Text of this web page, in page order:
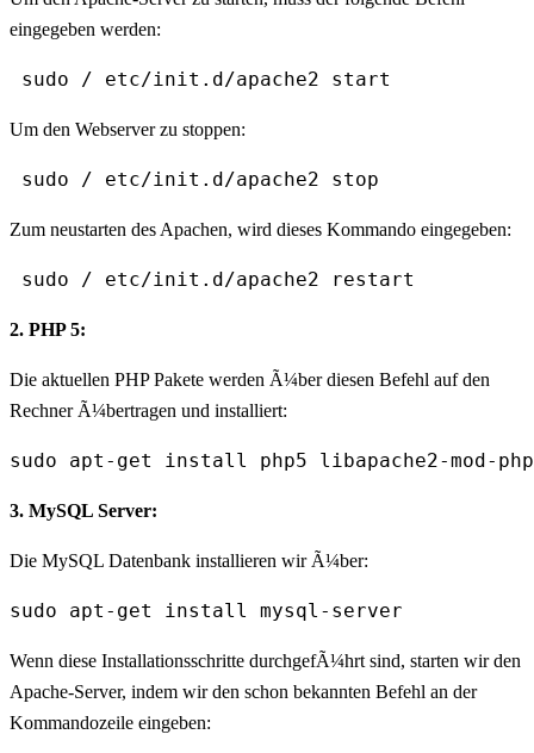
eingegeben werden:
sudo / etc/init.d/apache2 start
Um den Webserver zu stoppen:
sudo / etc/init.d/apache2 stop
Zum neustarten des Apachen, wird dieses Kommando eingegeben:
sudo / etc/init.d/apache2 restart
2. PHP 5:
Die aktuellen PHP Pakete werden Ã¼ber diesen Befehl auf den
Rechner Ã¼bertragen und installiert:
sudo apt-get install php5 libapache2-mod-
3. MySQL Server:
Die MySQL Datenbank installieren wir Ã¼ber:
sudo apt-get install mysql-server
Wenn diese Installationsschritte durchgefÃ¼hrt sind, starten wir den
Apache-Server, indem wir den schon bekannten Befehl an der
Kommandozeile eingeben: